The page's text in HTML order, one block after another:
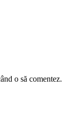
o să comentez.